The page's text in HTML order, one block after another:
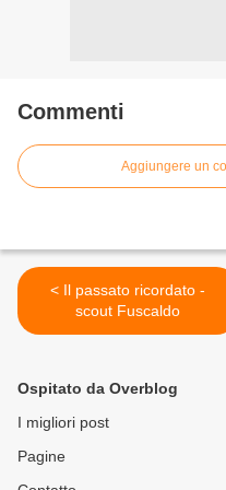
Commenti
Aggiungere un
< Il passato ricordato -
scout Fuscaldo
Ospitato da Overblog
I migliori post
Pagine